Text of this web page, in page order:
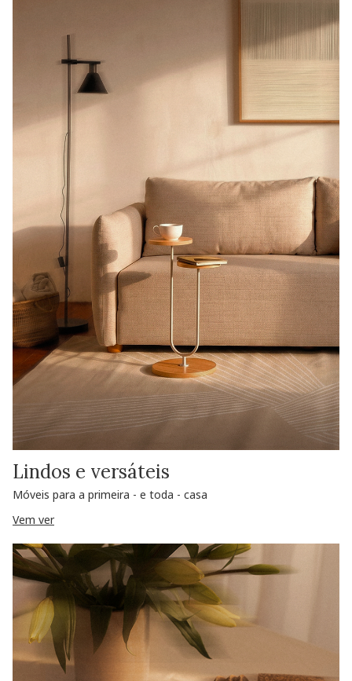
Lindos e versáteis
Móveis para a primeira - e toda - casa
Vem ver